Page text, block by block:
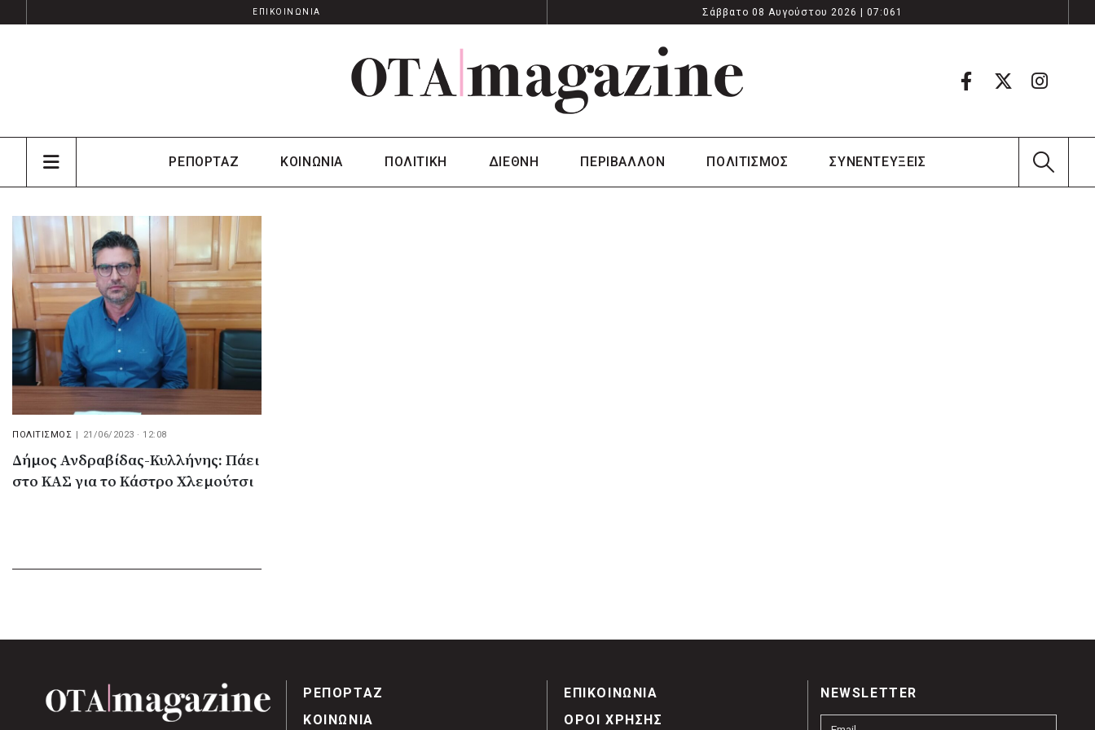
ΕΠΙΚΟΙΝΩΝΙΑ Σάββατο 08 Αυγούστου 2026 | 07:061
ΡΕΠΟΡΤΑΖ ΚΟΙΝΩΝΙΑ ΠΟΛΙΤΙΚΗ ΔΙΕΘΝΗ ΠΕΡΙΒΑΛΛΟΝ ΠΟΛΙΤΙΣΜΟΣ ΣΥΝΕΝΤΕΥΞΕΙΣ
ΠΟΛΙΤΙΣΜΟΣ | 21/06/2023 · 12:08
Δήμος Ανδραβίδας-Κυλλήνης: Πάει
στο ΚΑΣ για το Κάστρο Χλεμούτσι
ΡΕΠΟΡΤΑΖ
ΚΟΙΝΩΝΙΑ
ΕΠΙΚΟΙΝΩΝΙΑ
ΟΡΟΙ ΧΡΗΣΗΣ
NEWSLETTER